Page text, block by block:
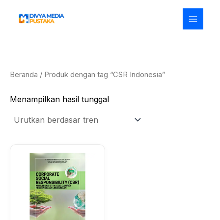
Beranda / Produk dengan tag “CSR Indonesia”
Menampilkan hasil tunggal